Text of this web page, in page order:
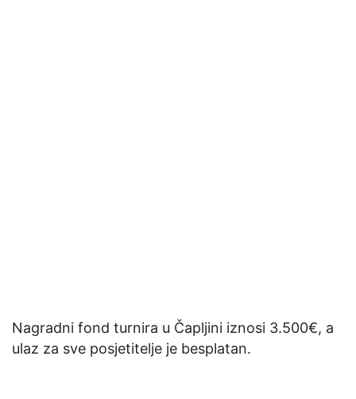
Nagradni fond turnira u Čapljini iznosi 3.500€, a
ulaz za sve posjetitelje je besplatan.